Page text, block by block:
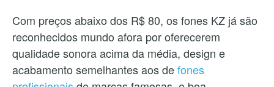
Com preços abaixo dos R$ 80, os fones KZ já são
reconhecidos mundo afora por oferecerem
qualidade sonora acima da média, design e
acabamento semelhantes aos defones